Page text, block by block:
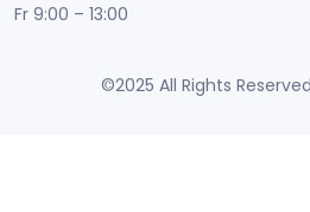
Fr 9:00 – 13:00
©2025 All Rights